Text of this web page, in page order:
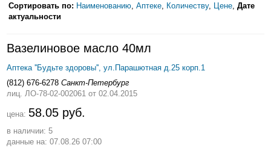
Сортировать по: Наименованию Аптеке Количеству, Цене Дате
актуальности
Вазелиновое масло 40мл
Аптека ''Будьте здоровы'', ул.Парашютная д.25 корп.1
(812) 676-6278 Санкт-Петербург
лиц. ЛО-78-02-002061 от 02.04.2015
цена: 58.05 руб.
в наличии: 5
данные на: 07.08.26 07:00